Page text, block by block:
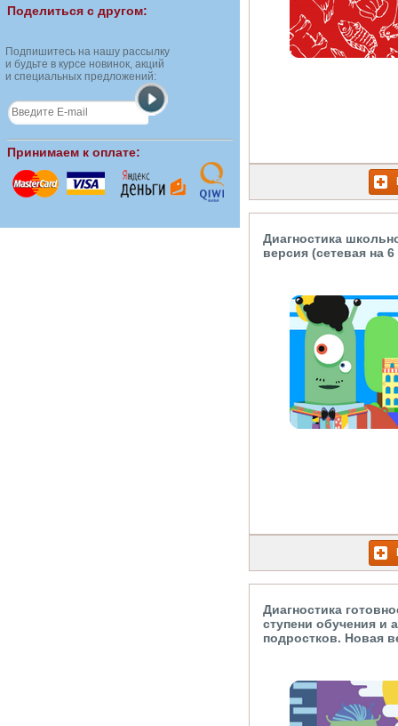
Поделиться с другом:
Подпишитесь на нашу рассылку
и будьте в курсе новинок, акций
и специальных предложений:
Принимаем к оплате:
Диагностика
версия (сетевая на
Диагностика
ступени обучения и
подростков. Новая